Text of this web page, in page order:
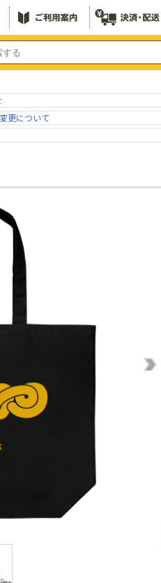
更について